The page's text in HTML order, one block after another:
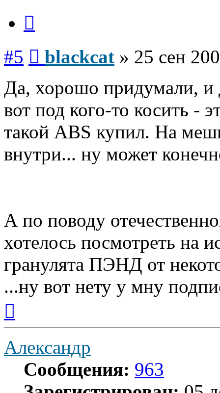
#5 blackcat » 25 сен
Да, хорошо придумали, и
вот под кого-то косить -
такой ABS купил. На
внутри... ну может
А по поводу
хотелось посмотреть на
гранулята ПЭНД от
...ну вот нету у мну
началу
Александр
Сообщения: 963